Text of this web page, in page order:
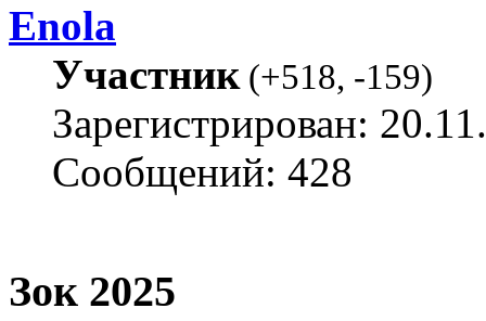
Enola
Участник(+518, -159)
Зарегистрирован:
Сообщений: 428
Зок 2025